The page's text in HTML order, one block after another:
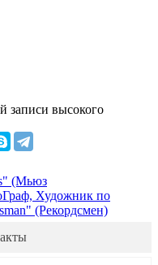
записи высокого
(Мьюз
Художник по
(Рекордсмен)